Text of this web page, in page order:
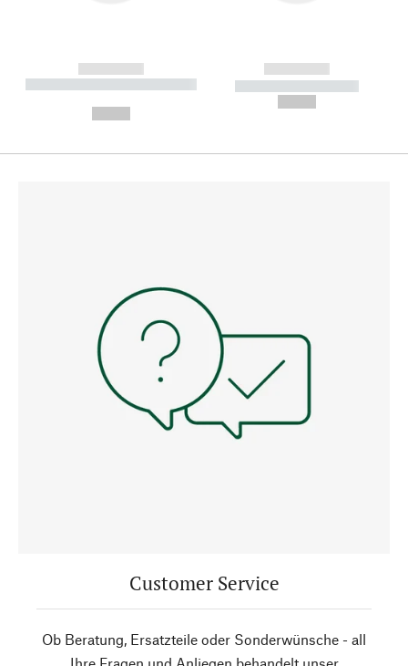
------------
----------- ----------- --------
------------
----------- -----------
Customer Service
Ob Beratung, Ersatzteile oder Sonderwünsche - all